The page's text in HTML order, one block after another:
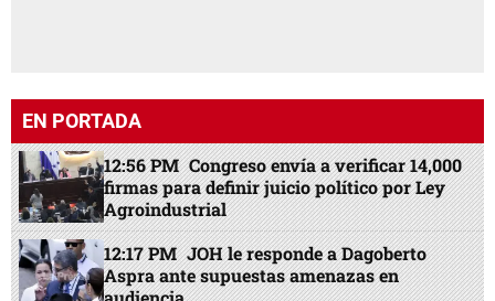
EN PORTADA
12:56 PM Congreso envía a verificar 14,000
firmas para definir juicio político por Ley
Agroindustrial
12:17 PM JOH le responde a Dagoberto
Aspra ante supuestas amenazas en